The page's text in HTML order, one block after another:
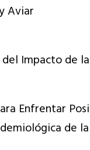
Aviar
Impacto de
Enfrentar
de